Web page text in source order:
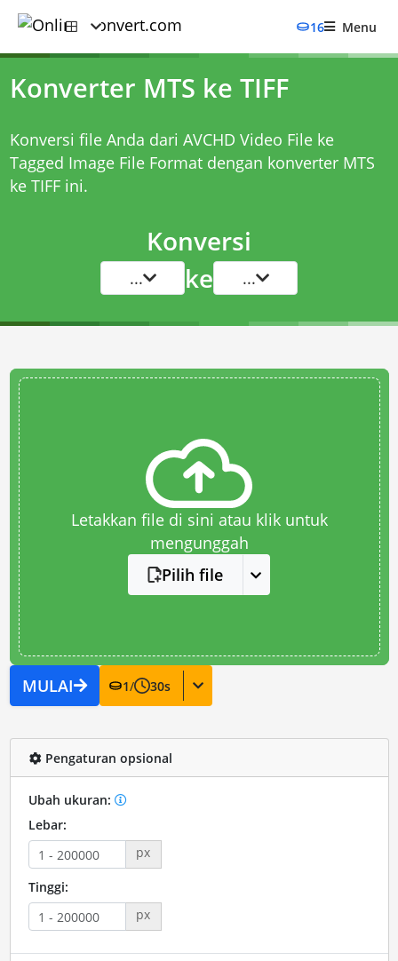
16 Menu
Konverter MTS ke TIFF
Konversi file Anda dari AVCHD Video File ke
Tagged Image File Format dengan konverter MTS
ke TIFFini.
Konversi
... ke ...
Letakkan file di sini atau klik untuk
mengunggah
Pilih file
MULAI 1/ 30s
Pengaturan opsional
Ubah ukuran:
Lebar:
px
Tinggi:
px